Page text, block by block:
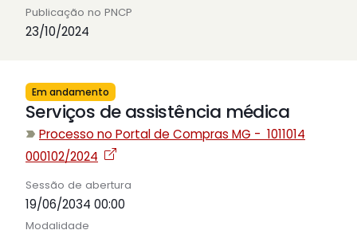
Publicação no PNCP
23/10/2024
Em andamento
Serviços de assistência médica
Processo no Portal de Compras MG - 1011014
000102/2024
Sessão de abertura
19/06/2034 00:00
Modalidade